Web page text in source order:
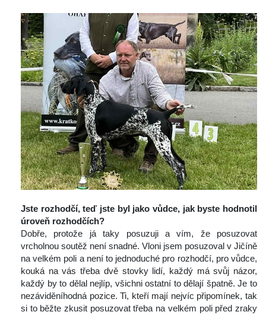
Jste rozhodčí, teď jste byl jako vůdce, jak byste hodnotil
úroveň rozhodčích?
Dobře, protože já taky posuzuji a vím, že posuzovat
vrcholnou soutěž není snadné. Vloni jsem posuzoval v Jičíně
na velkém poli a není to jednoduché pro rozhodčí, pro vůdce,
kouká na vás třeba dvě stovky lidí, každý má svůj názor,
každý by to dělal nejlíp, všichni ostatní to dělají špatně. Je to
nezáviděníhodná pozice. Ti, kteří mají nejvíc připomínek, tak
i to běžte zkusit posuzovat třeba na velkém poli před zraky